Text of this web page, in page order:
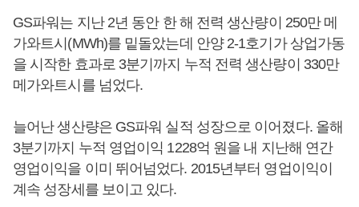
GS파워는 지난 2년 동안 한 해 전력 생산량이 250만 메
가와트시(MWh)를 밑돌았는데 안양 2-1호기가 상업가동
을 시작한 효과로 3분기까지 누적 전력 생산량이 330만
메가와트시를 넘었다.
늘어난 생산량은 GS파워 실적 성장으로 이어졌다. 올해
3분기까지 누적 영업이익 1228억 원을 내 지난해 연간
영업이익을 이미 뛰어넘었다. 2015년부터 영업이익이
계속 성장세를 보이고 있다.